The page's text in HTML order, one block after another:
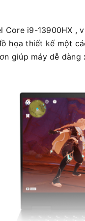
Core i9-13900HX
họa thiết kế một
giúp máy dễ